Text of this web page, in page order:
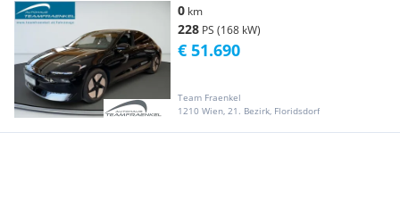
0 km
228 PS (168 kW)
Team Fraenkel
1210 Wien, 21. Bezirk, Floridsdorf
€ 51.690